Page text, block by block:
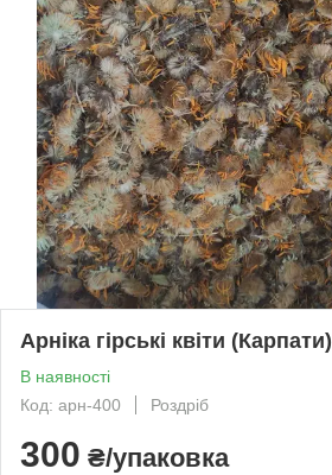
Арніка гірські квіти (Карпати)
В наявності
Код: арн-400
Роздріб
300 ₴/упаковка